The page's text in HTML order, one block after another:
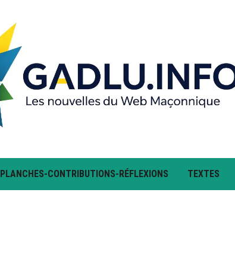
PLANCHES-CONTRIBUTIONS-RÉFLEXIONS TEXTES